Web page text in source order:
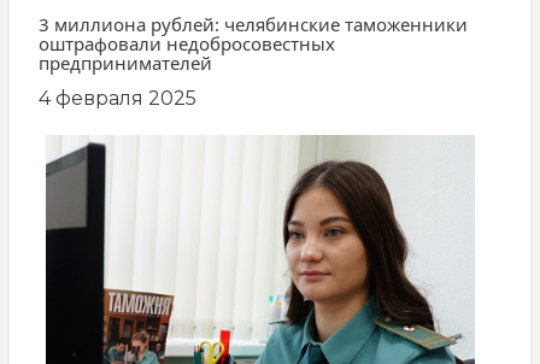
3 миллиона рублей: челябинские таможенники
оштрафовали недобросовестных
предпринимателей
4 февраля 2025
заглавная
картинка